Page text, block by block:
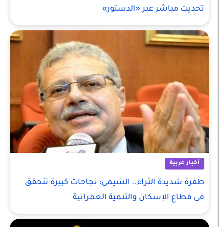
تحديث مباشر عبر «الدستور»
أخبار عربية
طفرة شديدة الثراء.. الشيمى: نجاحات كبيرة تتحقق
فى قطاع الإسكان والتنمية العمرانية